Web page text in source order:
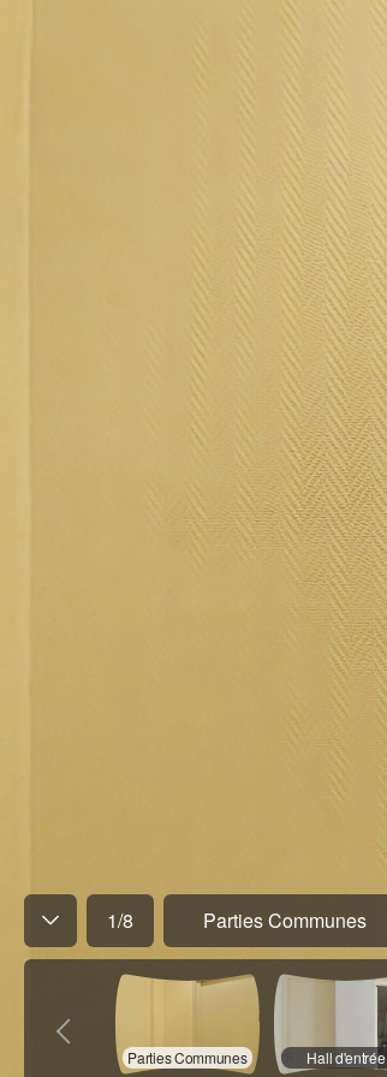
1/8 Parties Communes
Parties Communes Hall d'entrée